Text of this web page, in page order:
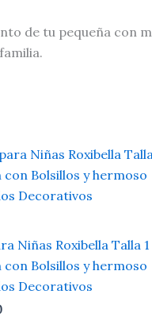
de tu pequeña con
Niñas Roxibella Talla 1
Bolsillos y hermoso
Decorativos